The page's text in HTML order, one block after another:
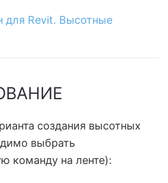
для Revit. Высотные
создания высотных
выбрать
команду на ленте):